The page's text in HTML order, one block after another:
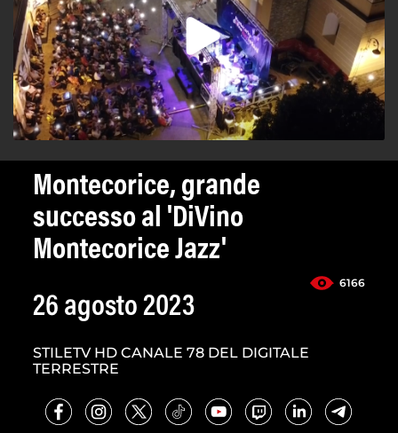
Montecorice, grande
successo al 'DiVino
Montecorice Jazz'
6166
26 agosto 2023
STILETV HD CANALE 78 DEL DIGITALE
TERRESTRE